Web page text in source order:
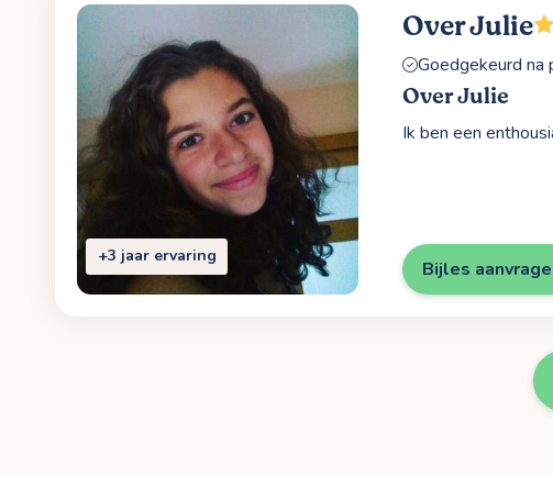
+3 jaar ervaring
Over Julie
Goedgekeurd na
Over Julie
Ik ben een
Bijles